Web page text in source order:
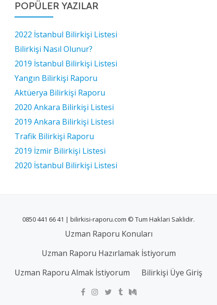
POPÜLER YAZILAR
2022 İstanbul Bilirkişi Listesi
Bilirkişi Nasıl Olunur?
2019 İstanbul Bilirkişi Listesi
Yangın Bilirkişi Raporu
Aktüerya Bilirkişi Raporu
2020 Ankara Bilirkişi Listesi
2019 Ankara Bilirkişi Listesi
Trafik Bilirkişi Raporu
2019 İzmir Bilirkişi Listesi
2020 İstanbul Bilirkişi Listesi
0850 441 66 41 | bilirkisi-raporu.com © Tum Haklari Saklidir.
Uzman Raporu Konuları
Uzman Raporu Hazırlamak İstiyorum
Uzman Raporu Almak İstiyorum
Bilirkişi Üye Giriş